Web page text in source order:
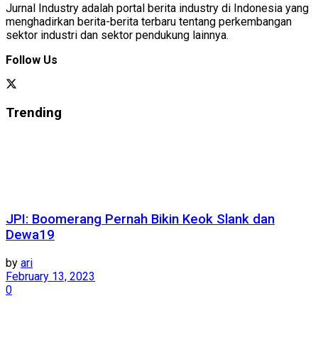
Jurnal Industry adalah portal berita industry di Indonesia yang
menghadirkan berita-berita terbaru tentang perkembangan
sektor industri dan sektor pendukung lainnya.
Follow Us
Trending
JPI: Boomerang Pernah Bikin Keok Slank dan
Dewa19
by ari
February 13, 2023
0